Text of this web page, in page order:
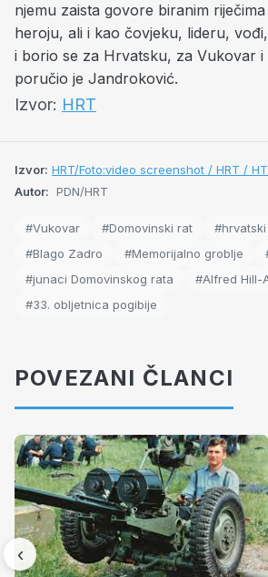
njemu zaista govore biranim
heroju, ali i kao čovjeku, lideru,
i borio se za Hrvatsku, za Vukovar i
poručio je Jandroković.
Izvor: HRT
Izvor: HRT/Foto:video screenshot / HRT /
Autor: PDN/HRT
#Vukovar #Domovinski rat
#Blago Zadro
#Memorijalno groblje
#junaci Domovinskog rata
#Alfred Hill-
#33. obljetnica pogibije
POVEZANI ČLANCI
‹